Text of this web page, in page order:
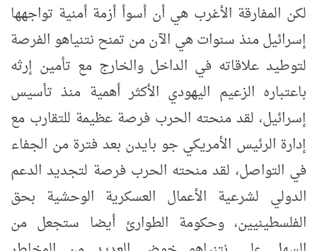
لكن المفارقة الأغرب هي أن أسوأ أزمة أمنية تواجهها
إسرائيل منذ سنوات هي الآن من تمنح نتنياهو الفرصة
لتوطيد علاقاته في الداخل والخارج مع تأمين إرثه
باعتباره الزعيم اليهودي الأكثر أهمية منذ تأسيس
إسرائيل، لقد منحته الحرب فرصة عظيمة للتقارب مع
إدارة الرئيس الأمريكي جو بايدن بعد فترة من الجفاء
في التواصل، لقد منحته الحرب فرصة لتجديد الدعم
الدولي لشرعية الأعمال العسكرية الوحشية بحق
الفلسطينيين، وحكومة الطوارئ أيضا ستجعل من